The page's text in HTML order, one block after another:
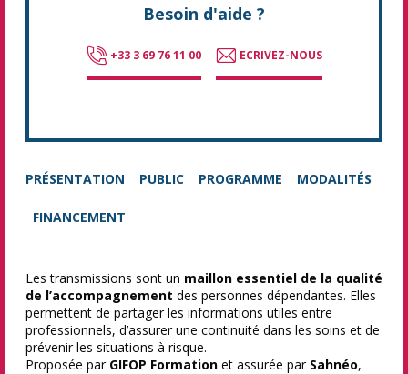
Besoin d'aide ?
+33 3 69 76 11 00 ECRIVEZ-NOUS
PRÉSENTATION PUBLIC PROGRAMME MODALITÉS
FINANCEMENT
Les transmissions sont un maillon essentiel de la qualité
de l’accompagnement des personnes dépendantes. Elles
permettent de partager les informations utiles entre
professionnels, d’assurer une continuité dans les soins et de
prévenir les situations à risque.
Proposée par GIFOP Formation et assurée par Sahnéo,